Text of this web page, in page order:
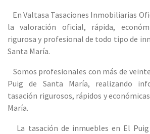
En Valtasa Tasaciones Inmobiliarias
la valoración oficial, rápida,
rigurosa y profesional de todo tipo de
Santa María.
Somos profesionales con más de
Puig de Santa María, realizando
tasación rigurosos, rápidos y
María.
La tasación de inmuebles en El Puig